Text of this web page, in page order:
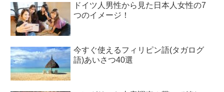
ドイツ人男性から見た日本人女性の7
つのイメージ！
今すぐ使えるフィリピン語(タガログ
語)あいさつ40選